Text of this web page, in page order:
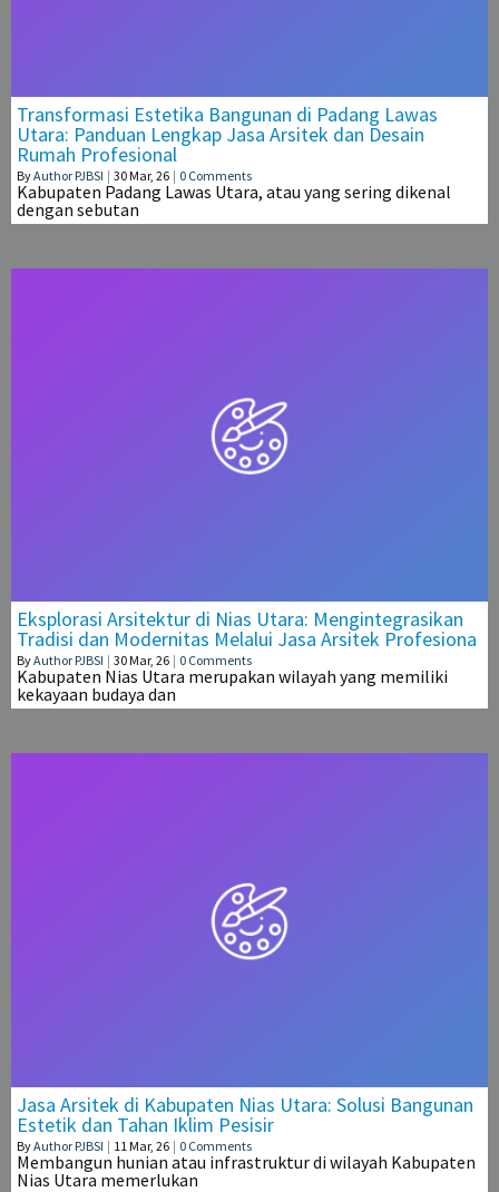
Transformasi Estetika Bangunan di Padang Lawas
Utara: Panduan Lengkap Jasa Arsitek dan Desain
Rumah Profesional
ByAuthor PJBSI | 30 Mar, 26 | 0 Comments
Kabupaten Padang Lawas Utara, atau yang sering dikenal
dengan sebutan
Eksplorasi Arsitektur di Nias Utara: Mengintegrasikan
Tradisi dan Modernitas Melalui Jasa Arsitek Profesiona
ByAuthor PJBSI | 30 Mar, 26 | 0 Comments
Kabupaten Nias Utara merupakan wilayah yang memiliki
kekayaan budaya dan
Jasa Arsitek di Kabupaten Nias Utara: Solusi Bangunan
Estetik dan Tahan Iklim Pesisir
ByAuthor PJBSI | 11 Mar, 26 | 0 Comments
Membangun hunian atau infrastruktur di wilayah Kabupaten
Nias Utara memerlukan